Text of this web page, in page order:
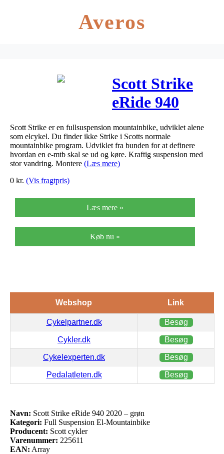
Averos
Scott Strike
eRide 940
2020 – grøn
Scott Strike er en fullsuspension mountainbike, udviklet alene
som elcykel. Du finder ikke Strike i Scotts normale
mountainbike program. Udviklet fra bunden for at definere
hvordan en e-mtb skal se ud og køre. Kraftig suspension med
stor vandring. Montere (Læs mere)
0 kr. (Vis fragtpris)
Læs mere »
Køb nu »
Webshop Link
Cykelpartner.dk Besøg
Cykler.dk Besøg
Cykelexperten.dk Besøg
Pedalatleten.dk Besøg
Navn: Scott Strike eRide 940 2020 – grøn
Kategori: Full Suspension El-Mountainbike
Producent: Scott cykler
Varenummer: 225611
EAN: Array